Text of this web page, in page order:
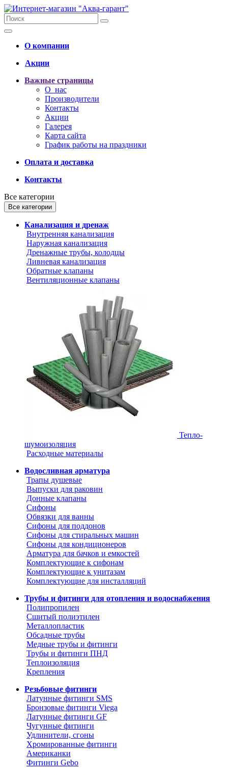
О компании
Акции
Важные страницы
О нас
Производители
Контакты
Акции
Галерея
Карта сайта
График работы на праздники
Оплата и доставка
Контакты
Все категории
Все категории
Канализация и дренаж
Внутренняя канализация
Наружная канализация
Дренажные трубы, колодцы
Ливневая канализация
Обратные клапаны
Вентиляционные клапаны
Тепло-
шумоизоляция
Расходные материалы
Водосливная арматура
Трапы душевые
Выпуски для раковин
Донные клапаны
Сифоны
Обвязки для ванны
Сифоны для поддонов
Сифоны для стиральных машин
Сифоны для кондиционеров
Арматура для бачков и емкостей
Комплектующие к сифонам
Комплектующие к унитазам
Комплектующие для инсталляций
Трубы и фитинги для отопления и водоснабжения
Полипропилен
Сшитый полиэтилен
Металлопластик
Обсадные трубы
Медные трубы и фитинги
Трубы и фитинги ПНД
Теплоизоляция
Крепления
Резьбовые фитинги
Латунные фитинги SMS
Бронзовые фитинги Viega
Латунные фитинги GF
Чугунные фитинги
Удлинители, сгоны
Хромированные фитинги
Американки
Фитинги Gebo